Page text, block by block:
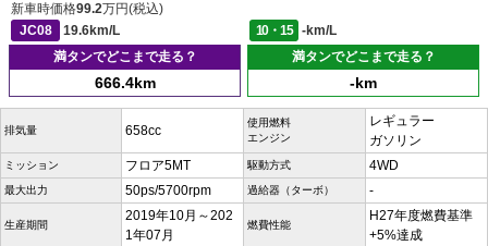
新車時価格99.2万円(税込)
JC08
19.6km/L 10・15
-km/L
満タンでどこまで走る？
666.4km
満タンでどこまで走る？
-km
排気量 658cc
使用燃料
エンジン
レギュラー
ガソリン
ミッション フロア5MT 駆動方式 4WD
最大出力 50ps/5700rpm 過給器（ターボ） -
生産期間
2019年10月～202
1年07月
燃費性能
H27年度燃費基準
+5%達成